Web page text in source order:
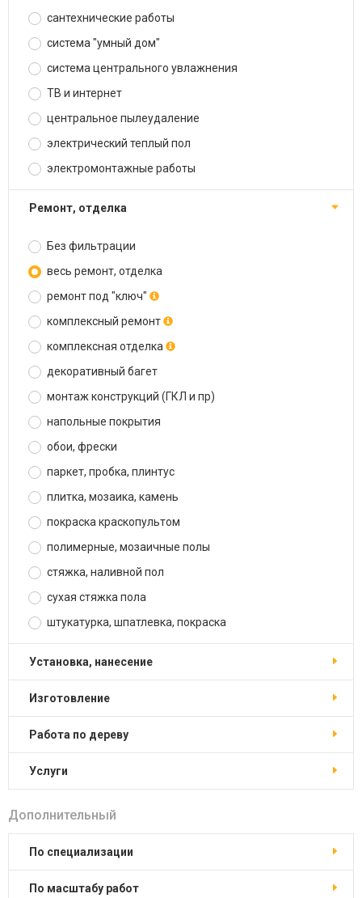
сантехнические работы
система "умный дом"
система центрального увлажнения
ТВ и интернет
центральное пылеудаление
электрический теплый пол
электромонтажные работы
ремонт, отделка
Без фильтрации
весь ремонт, отделка
ремонт под "ключ"
комплексный ремонт
комплексная отделка
декоративный багет
монтаж конструкций (ГКЛ и пр)
напольные покрытия
обои, фрески
паркет, пробка, плинтус
плитка, мозаика, камень
покраска краскопультом
полимерные, мозаичные полы
стяжка, наливной пол
сухая стяжка пола
штукатурка, шпатлевка, покраска
установка, нанесение
изготовление
работа по дереву
услуги
Дополнительный
по специализации
по масштабу работ